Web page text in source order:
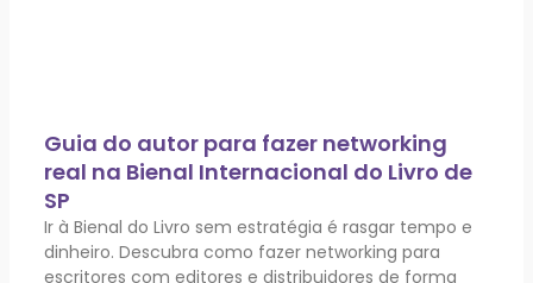
Guia do autor para fazer networking
real na Bienal Internacional do Livro de
SP
Ir à Bienal do Livro sem estratégia é rasgar tempo e
dinheiro. Descubra como fazer networking para
escritores com editores e distribuidores de forma